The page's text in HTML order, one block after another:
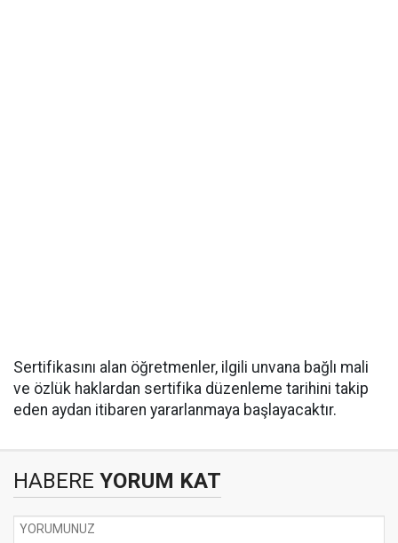
Sertifikasını alan öğretmenler, ilgili unvana bağlı mali
ve özlük haklardan sertifika düzenleme tarihini takip
eden aydan itibaren yararlanmaya başlayacaktır.
HABERE YORUM KAT